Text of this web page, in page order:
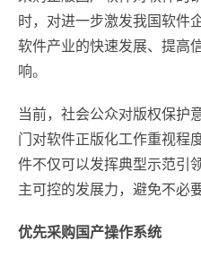
时，对进一步激发我国软件
软件产业的快速发展、提高
响。
当前，社会公众对版权保护
门对软件正版化工作重视程
件不仅可以发挥典型示范引
主可控的发展力，避免不必
优先采购国产操作系统